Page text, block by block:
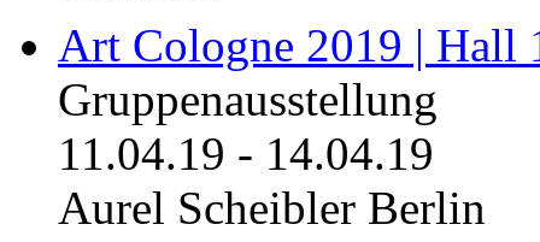
Art Cologne 2019 | Hall
Gruppenausstellung
11.04.19 - 14.04.19
Aurel Scheibler Berlin